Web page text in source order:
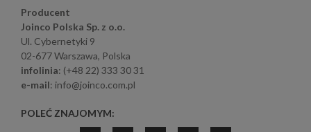
Producent
Joinco Polska Sp. z o.o.
Ul. Cybernetyki 9
02-677 Warszawa, Polska
infolinia: (+48 22) 333 30 31
e-mail: info@joinco.com.pl
POLEĆ ZNAJOMYM: